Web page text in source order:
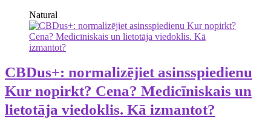
Natural
CBDus+: normalizējiet asinsspiedienu
Kur nopirkt? Cena? Medicīniskais un
lietotāja viedoklis. Kā izmantot?